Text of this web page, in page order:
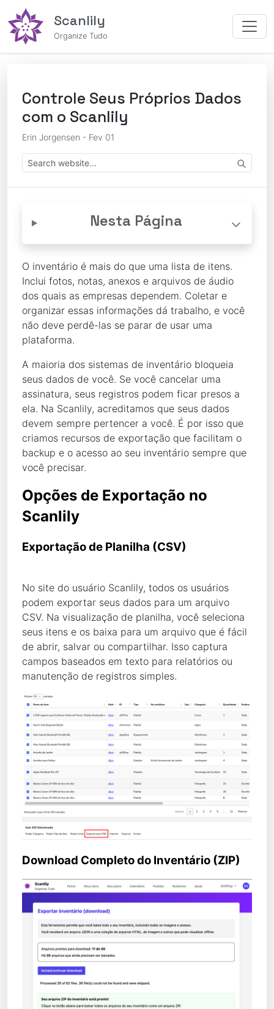
Scanlily
Organize Tudo
Controle Seus Próprios Dados
com o Scanlily
Erin Jorgensen - Fev 01
Nesta Página
O inventário é mais do que uma lista de itens.
Inclui fotos, notas, anexos e arquivos de áudio
dos quais as empresas dependem. Coletar e
organizar essas informações dá trabalho, e você
não deve perdê-las se parar de usar uma
plataforma.
A maioria dos sistemas de inventário bloqueia
seus dados de você. Se você cancelar uma
assinatura, seus registros podem ficar presos a
ela. Na Scanlily, acreditamos que seus dados
devem sempre pertencer a você. É por isso que
criamos recursos de exportação que facilitam o
backup e o acesso ao seu inventário sempre que
você precisar.
Opções de Exportação no
Scanlily
Exportação de Planilha (CSV)
No site do usuário Scanlily, todos os usuários
podem exportar seus dados para um arquivo
CSV. Na visualização de planilha, você seleciona
seus itens e os baixa para um arquivo que é fácil
de abrir, salvar ou compartilhar. Isso captura
campos baseados em texto para relatórios ou
manutenção de registros simples.
Download Completo do Inventário (ZIP)